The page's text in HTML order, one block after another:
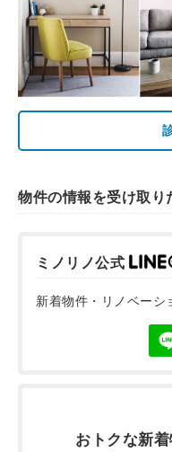
物件の情報を受け取り
ミノリノ公式
新着物件・リノベーシ
おトクな新